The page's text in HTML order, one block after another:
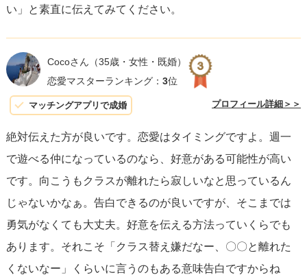
い」と素直に伝えてみてください。
Cocoさん （35歳・女性・既婚）
恋愛マスターランキング： 3位
マッチングアプリで成婚 プロフィール詳細＞＞
絶対伝えた方が良いです。恋愛はタイミングですよ。週一
で遊べる仲になっているのなら、好意がある可能性が高い
です。向こうもクラスが離れたら寂しいなと思っているん
じゃないかなぁ。告白できるのが良いですが、そこまでは
勇気がなくても大丈夫。好意を伝える方法っていくらでも
あります。それこそ「クラス替え嫌だなー、〇〇と離れた
くないなー」くらいに言うのもある意味告白ですからね